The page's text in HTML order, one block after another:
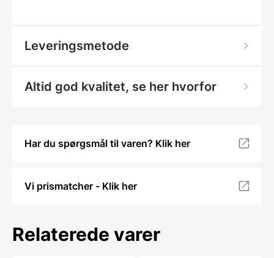
Leveringsmetode
Altid god kvalitet, se her hvorfor
Har du spørgsmål til varen? Klik her
Vi prismatcher - Klik her
Relaterede varer